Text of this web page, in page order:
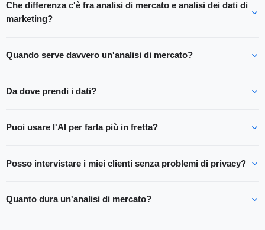
Che differenza c'è fra analisi di mercato e analisi dei dati di
marketing?
Quando serve davvero un'analisi di mercato?
Da dove prendi i dati?
Puoi usare l'AI per farla più in fretta?
Posso intervistare i miei clienti senza problemi di privacy?
Quanto dura un'analisi di mercato?